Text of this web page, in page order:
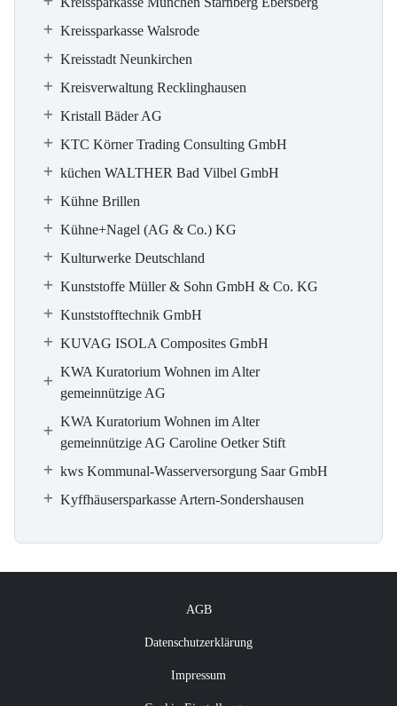
Kreissparkasse Walsrode
Kreisstadt Neunkirchen
Kreisverwaltung Recklinghausen
Kristall Bäder AG
KTC Körner Trading Consulting GmbH
küchen WALTHER Bad Vilbel GmbH
Kühne Brillen
Kühne+Nagel (AG & Co.) KG
Kulturwerke Deutschland
Kunststoffe Müller & Sohn GmbH & Co. KG
Kunststofftechnik GmbH
KUVAG ISOLA Composites GmbH
KWA Kuratorium Wohnen im Alter
gemeinnützige AG
KWA Kuratorium Wohnen im Alter
gemeinnützige AG Caroline Oetker Stift
kws Kommunal-Wasserversorgung Saar GmbH
Kyffhäusersparkasse Artern-Sondershausen
AGB
Datenschutzerklärung
Impressum